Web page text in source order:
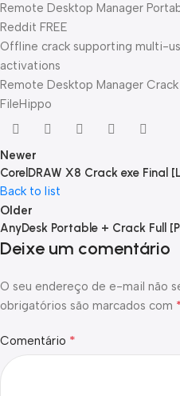
Remote Desktop Manager
Reddit FREE
Offline crack supporting multi-
activations
Remote Desktop Manager
FileHippo
Newer
CorelDRAW X8 Crack exe Final
Back to list
Older
AnyDesk Portable + Crack Full
Deixe um comentário
O seu endereço de e-mail não
obrigatórios são marcados com
Comentário *